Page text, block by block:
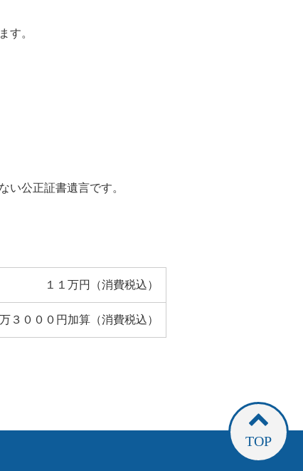
す。
い公正証書遺言です。
１１万円（消費税込）
３０００円加算（消費税込）
TOP